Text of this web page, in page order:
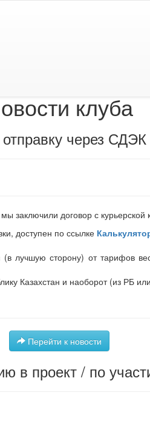
включить после завершения
клуба
через СДЭК
заключили договор с
доступен по ссылке
лучшую сторону) от тарифов
Казахстан и наоборот (из РБ
Перейти к новости
в проект / по